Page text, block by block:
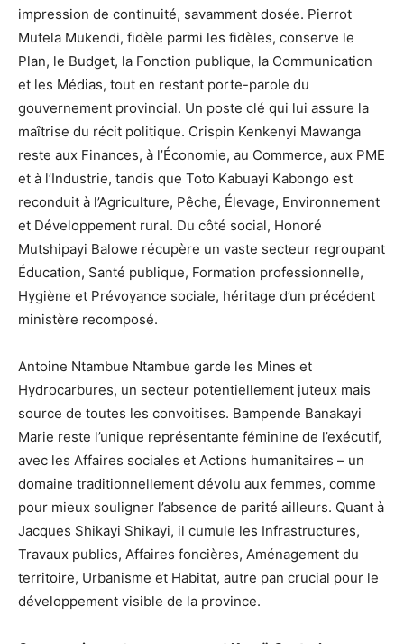
impression de continuité, savamment dosée. Pierrot
Mutela Mukendi, fidèle parmi les fidèles, conserve le
Plan, le Budget, la Fonction publique, la Communication
et les Médias, tout en restant porte-parole du
gouvernement provincial. Un poste clé qui lui assure la
maîtrise du récit politique. Crispin Kenkenyi Mawanga
reste aux Finances, à l’Économie, au Commerce, aux PME
et à l’Industrie, tandis que Toto Kabuayi Kabongo est
reconduit à l’Agriculture, Pêche, Élevage, Environnement
et Développement rural. Du côté social, Honoré
Mutshipayi Balowe récupère un vaste secteur regroupant
Éducation, Santé publique, Formation professionnelle,
Hygiène et Prévoyance sociale, héritage d’un précédent
ministère recomposé.
Antoine Ntambue Ntambue garde les Mines et
Hydrocarbures, un secteur potentiellement juteux mais
source de toutes les convoitises. Bampende Banakayi
Marie reste l’unique représentante féminine de l’exécutif,
avec les Affaires sociales et Actions humanitaires – un
domaine traditionnellement dévolu aux femmes, comme
pour mieux souligner l’absence de parité ailleurs. Quant à
Jacques Shikayi Shikayi, il cumule les Infrastructures,
Travaux publics, Affaires foncières, Aménagement du
territoire, Urbanisme et Habitat, autre pan crucial pour le
développement visible de la province.